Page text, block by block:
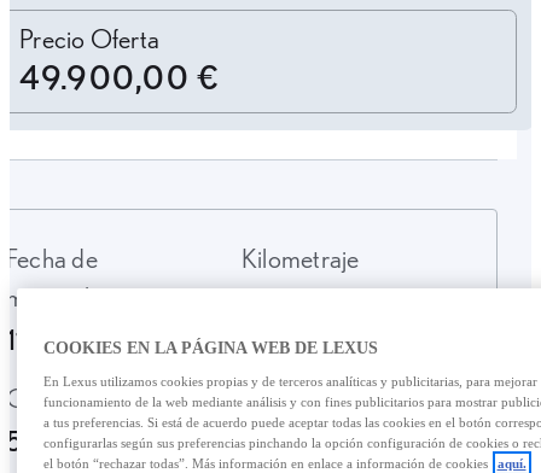
Precio Oferta
49.900,00 €
Fecha de
matriculación
11-2025
Kilometraje
Garantía
52 Meses
Tipo de combustible
Híbrido Gasolina
COOKIES EN LA PÁGINA WEB DE LEXUS
En Lexus utilizamos cookies propias y de terceros analíticas y publicitarias, para mejorar
funcionamiento de la web mediante análisis y con fines publicitarios para mostrar
a tus preferencias. Si está de acuerdo puede aceptar todas las cookies en el botón
configurarlas según sus preferencias pinchando la opción configuración de cookies o
el botón “rechazar todas”. Más información en enlace a información de cookies
aquí.